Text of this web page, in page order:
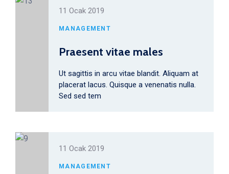
11 Ocak 2019
MANAGEMENT
Praesent vitae males
Ut sagittis in arcu vitae blandit. Aliquam at
placerat lacus. Quisque a venenatis nulla.
Sed sed tem
11 Ocak 2019
MANAGEMENT